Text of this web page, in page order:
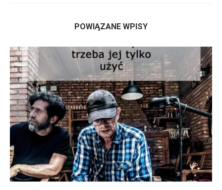
POWIĄZANE WPISY